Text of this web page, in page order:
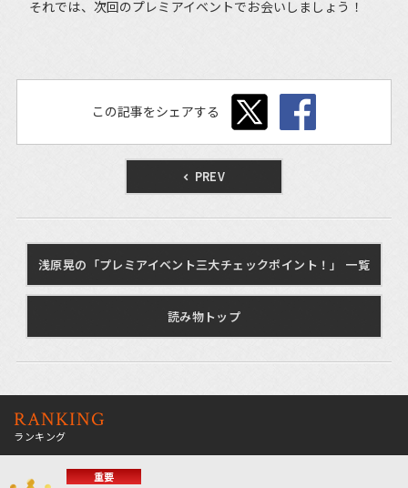
それでは、次回のプレミアイベントでお会いしましょう！
この記事をシェアする
PREV
浅原晃の「プレミアイベント三大チェックポイント！」 一覧
読み物トップ
RANKING
ランキング
重要